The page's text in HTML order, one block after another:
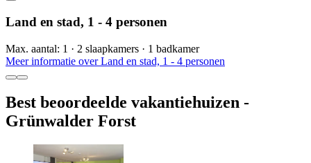
Land en stad, 1 - 4 personen
Max. aantal: 1 · 2 slaapkamers · 1 badkamer
Meer informatie over Land en stad, 1 - 4 personen
Best beoordeelde vakantiehuizen -
Grünwalder Forst